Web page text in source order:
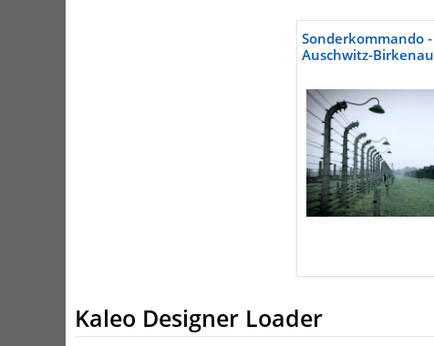
Sonderkommando -
Auschwitz-Birkenau
Kaleo Designer Loader